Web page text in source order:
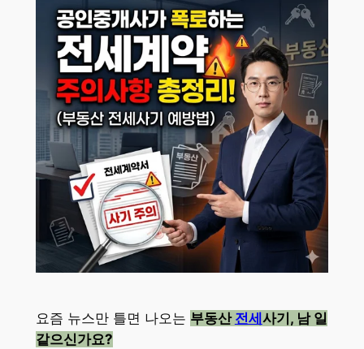
요즘 뉴스만 틀면 나오는 부동산 전세 사기, 남 일
같으신가요?